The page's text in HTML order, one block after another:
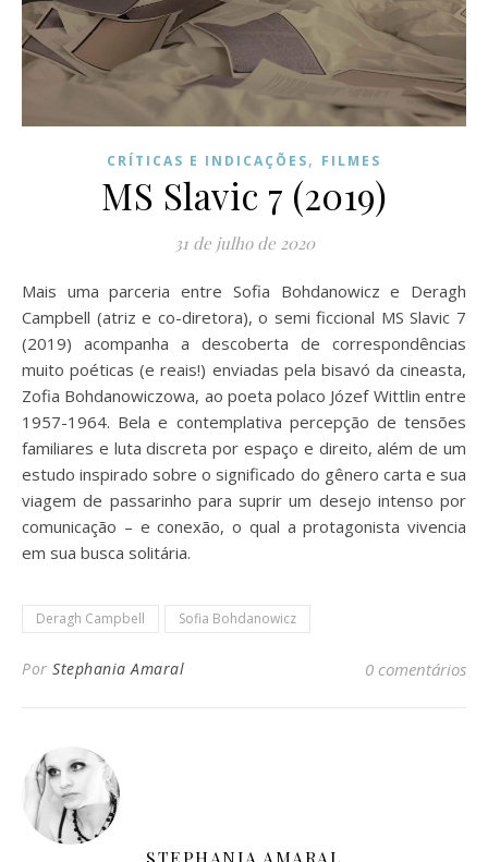
CRÍTICAS E INDICAÇÕES, FILMES
MS Slavic 7 (2019)
31 de julho de 2020
Mais uma parceria entre Sofia Bohdanowicz e Deragh
Campbell (atriz e co-diretora), o semi ficcional MS Slavic 7
(2019) acompanha a descoberta de correspondências
muito poéticas (e reais!) enviadas pela bisavó da cineasta,
Zofia Bohdanowiczowa, ao poeta polaco Józef Wittlin entre
1957-1964. Bela e contemplativa percepção de tensões
familiares e luta discreta por espaço e direito, além de um
estudo inspirado sobre o significado do gênero carta e sua
viagem de passarinho para suprir um desejo intenso por
comunicação – e conexão, o qual a protagonista vivencia
em sua busca solitária.
Deragh Campbell Sofia Bohdanowicz
Por Stephania Amaral 0 comentários